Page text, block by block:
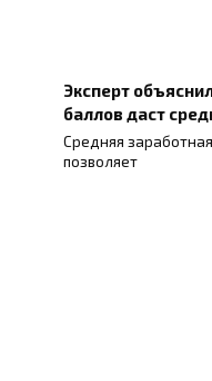
Эксперт
баллов даст
Средняя
позволяет